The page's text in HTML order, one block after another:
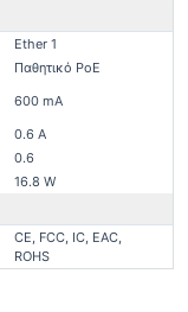
Ether 1
Παθητικό PoE
600 mA
0.6 A
0.6
16.8 W
CE, FCC, IC, EAC,
ROHS